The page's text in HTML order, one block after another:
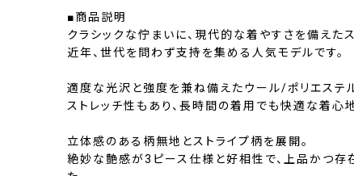
■商品説明
クラシックな佇まいに、現代的な着やすさを備えた
近年、世代を問わず支持を集める人気モデルです。
適度な光沢と強度を兼ね備えたウール/ポリエステ
ストレッチ性もあり、長時間の着用でも快適な着心
立体感のある柄無地とストライプ柄を展開。
絶妙な艶感が3ピース仕様と好相性で、上品かつ存